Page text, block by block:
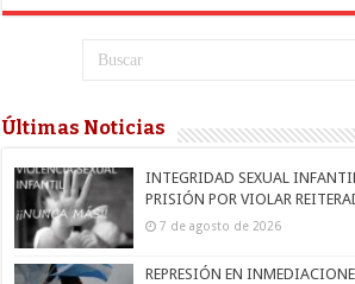
Últimas Noticias
INTEGRIDAD SEXUAL
PRISIÓN POR VIOLAR
7 de agosto de 2026
REPRESIÓN EN